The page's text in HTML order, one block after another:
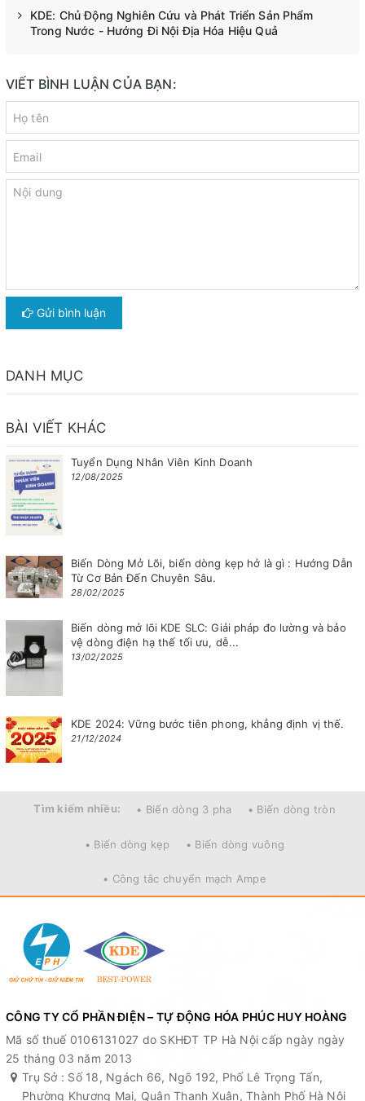
KDE: Chủ Động Nghiên Cứu và Phát Triển Sản Phẩm
Trong Nước - Hướng Đi Nội Địa Hóa Hiệu Quả
VIẾT BÌNH LUẬN CỦA BẠN:
Gửi bình luận
DANH MỤC
BÀI VIẾT KHÁC
Tuyển Dụng Nhân Viên Kinh Doanh
12/08/2025
Biến Dòng Mở Lõi, biến dòng kẹp hở là gì : Hướng Dẫn
Từ Cơ Bản Đến Chuyên Sâu.
28/02/2025
Biến dòng mở lõi KDE SLC: Giải pháp đo lường và bảo
vệ dòng điện hạ thế tối ưu, dễ...
13/02/2025
KDE 2024: Vững bước tiên phong, khẳng định vị thế.
21/12/2024
Tìm kiếm nhiều: • Biến dòng 3 pha • Biến dòng tròn
• Biến dòng kẹp • Biến dòng vuông
• Công tắc chuyển mạch Ampe
CÔNG TY CỔ PHẦN ĐIỆN – TỰ ĐỘNG HÓA PHÚC HUY HOÀNG
Mã số thuế 0106131027 do SKHĐT TP Hà Nội cấp ngày ngày
25 tháng 03 năm 2013
Trụ Sở : Số 18, Ngách 66, Ngõ 192, Phố Lê Trọng Tấn,
Phường Khương Mai, Quận Thanh Xuân, Thành Phố Hà Nội